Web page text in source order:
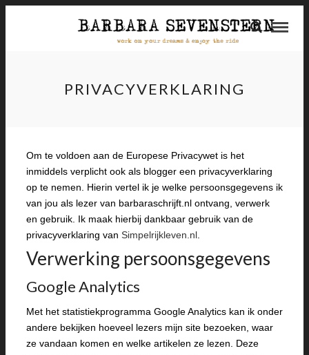
PRIVACYVERKLARING
Om te voldoen aan de Europese Privacywet is het
inmiddels verplicht ook als blogger een privacyverklaring
op te nemen. Hierin vertel ik je welke persoonsgegevens ik
van jou als lezer van barbaraschrijft.nl ontvang, verwerk
en gebruik. Ik maak hierbij dankbaar gebruik van de
privacyverklaring van Simpelrijkleven.nl
Verwerking persoonsgegevens
Google Analytics
Met het statistiekprogramma Google Analytics kan ik onder
andere bekijken hoeveel lezers mijn site bezoeken, waar
ze vandaan komen en welke artikelen ze lezen. Deze